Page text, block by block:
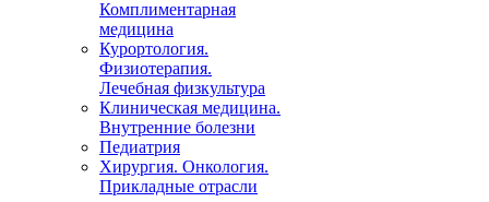
Комплиментарная
медицина
Курортология.
Физиотерапия.
Лечебная физкультура
Клиническая медицина.
Внутренние болезни
Педиатрия
Хирургия. Онкология.
Прикладные отрасли